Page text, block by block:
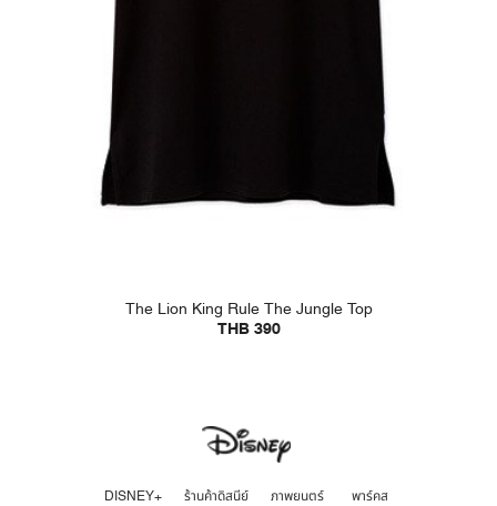
The Lion King Rule The Jungle Top
THB 390
DISNEY+ ร้านค้าดิสนีย์ ภาพยนตร์ พาร์คส